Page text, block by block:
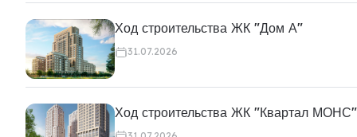
Ход строительства ЖК "Дом А"
31.07.2026
Ход строительства ЖК "Квартал МОНС"